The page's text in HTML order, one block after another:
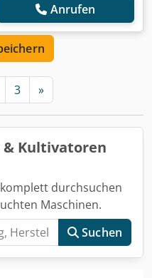
Anrufen
3 »
& Kultivatoren
durchsuchen
Maschinen.
Suchen